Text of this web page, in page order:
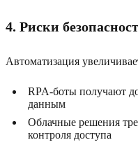
4. Риски
Автоматизация
RPA-боты получают
данным
Облачные решения
контроля доступа